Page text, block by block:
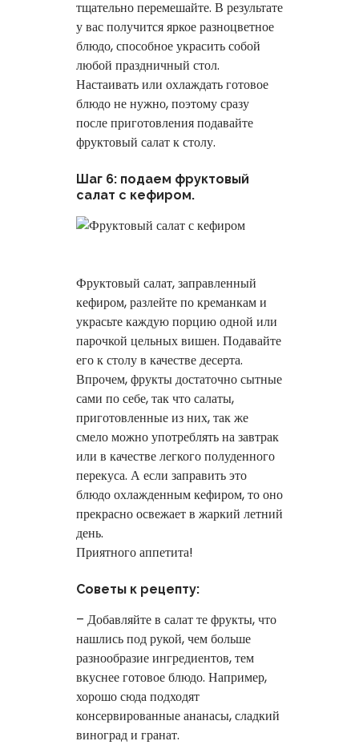
тщательно перемешайте. В результате
у вас получится яркое разноцветное
блюдо, способное украсить собой
любой праздничный стол.
Настаивать или охлаждать готовое
блюдо не нужно, поэтому сразу
после приготовления подавайте
фруктовый салат к столу.
Шаг 6: подаем фруктовый
салат с кефиром.
Фруктовый салат, заправленный
кефиром, разлейте по креманкам и
украсьте каждую порцию одной или
парочкой цельных вишен. Подавайте
его к столу в качестве десерта.
Впрочем, фрукты достаточно сытные
сами по себе, так что салаты,
приготовленные из них, так же
смело можно употреблять на завтрак
или в качестве легкого полуденного
перекуса. А если заправить это
блюдо охлажденным кефиром, то оно
прекрасно освежает в жаркий летний
день.
Приятного аппетита!
Советы к рецепту:
– Добавляйте в салат те фрукты, что
нашлись под рукой, чем больше
разнообразие ингредиентов, тем
вкуснее готовое блюдо. Например,
хорошо сюда подходят
консервированные ананасы, сладкий
виноград и гранат.